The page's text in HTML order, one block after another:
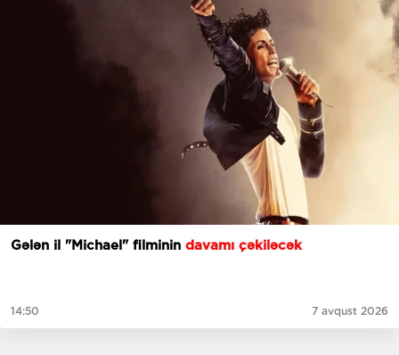
Gələn il "Michael" filminin davamı çəkiləcək
14:50 7 avqust 2026